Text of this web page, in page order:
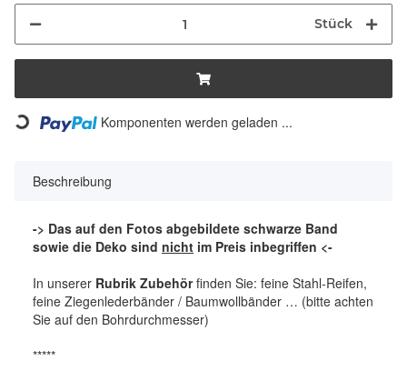
Stück
Loading... Komponenten werden geladen ...
Beschreibung
-> Das auf den Fotos abgebildete schwarze Band
sowie die Deko sind nicht im Preis inbegriffen <-
In unserer Rubrik Zubehörfinden Sie: feine Stahl-Reifen,
feine Ziegenlederbänder / Baumwollbänder … (bitte achten
Sie auf den Bohrdurchmesser)
*****